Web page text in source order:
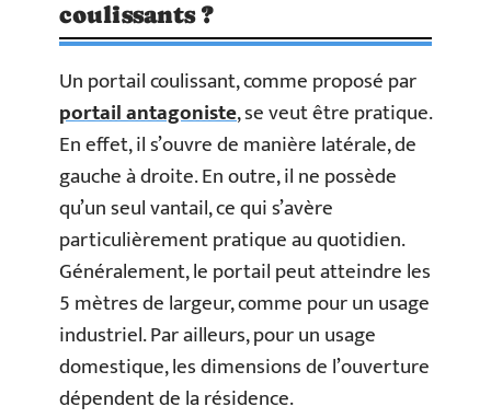
coulissants ?
Un portail coulissant, comme proposé par
portail antagoniste, se veut être pratique.
En effet, il s’ouvre de manière latérale, de
gauche à droite. En outre, il ne possède
qu’un seul vantail, ce qui s’avère
particulièrement pratique au quotidien.
Généralement, le portail peut atteindre les
5 mètres de largeur, comme pour un usage
industriel. Par ailleurs, pour un usage
domestique, les dimensions de l’ouverture
dépendent de la résidence.